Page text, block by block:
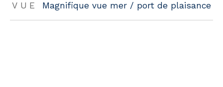
VUE Magnifique vue mer / port de plaisance